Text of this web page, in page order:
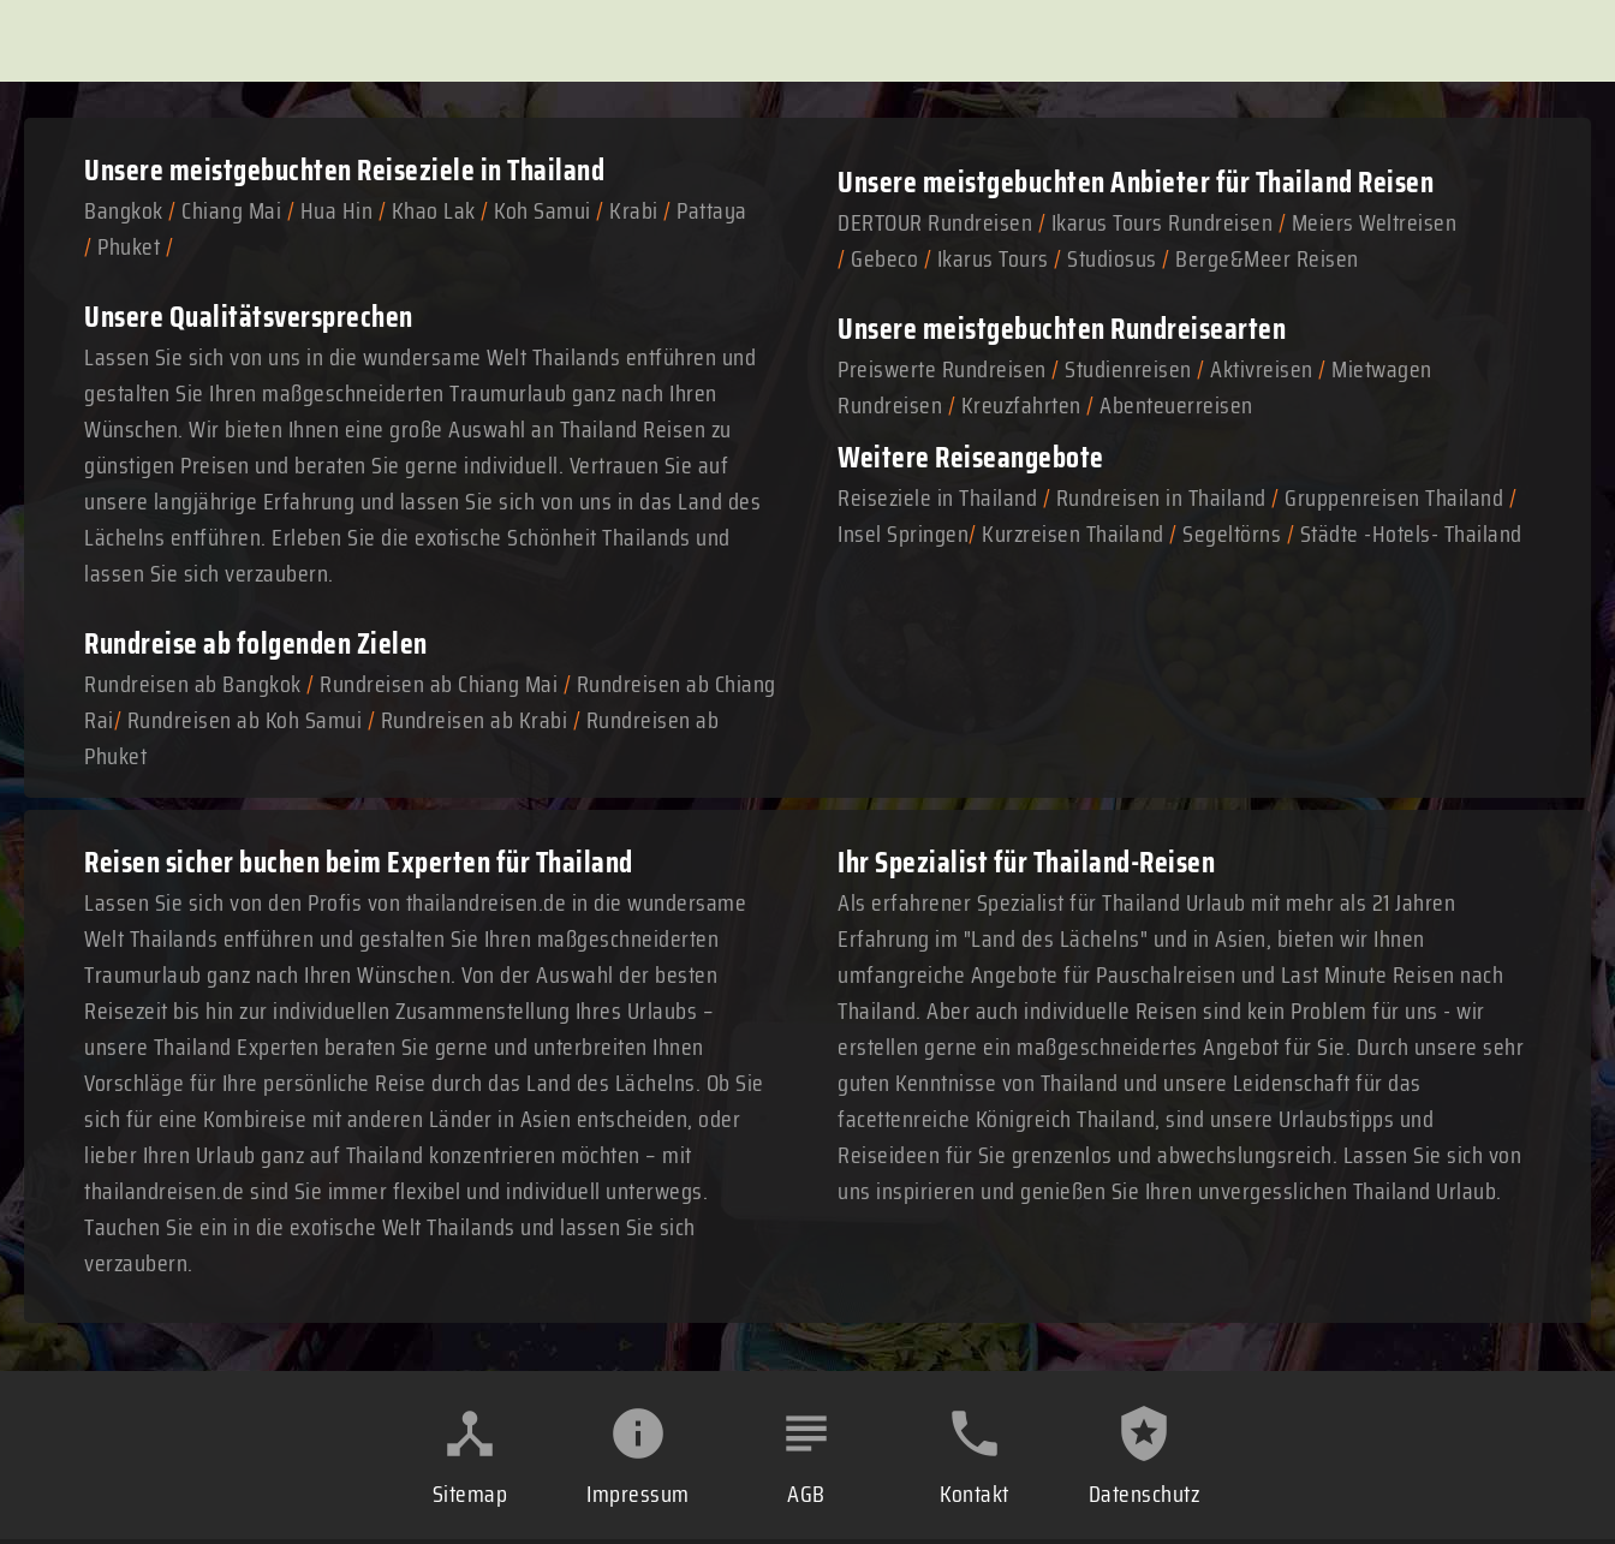
Unsere meistgebuchtenReiseziele in Thailand
Bangkok/Chiang Mai/Hua Hin/Khao Lak/Koh Samui/Krabi/Pattaya
/Phuket/
Unsere Qualitätsversprechen
Lassen Sie sich von uns in die wundersame Welt Thailands entführen und
gestalten Sie Ihren maßgeschneiderten Traumurlaub ganz nach Ihren
Wünschen. Wir bieten Ihnen eine große Auswahl an Thailand Reisen zu
günstigen Preisen und beraten Sie gerne individuell. Vertrauen Sie auf
unsere langjährige Erfahrung und lassen Sie sich von uns in das Land des
Lächelns entführen. Erleben Sie die exotische Schönheit Thailands und
lassen Sie sich verzaubern.
Rundreise ab folgenden Zielen
Rundreisen ab Bangkok/Rundreisen ab Chiang Mai/Rundreisen ab Chiang
Rai/Rundreisen ab Koh Samui/Rundreisen ab Krabi/Rundreisen ab
Phuket
Unsere meistgebuchten Anbieter für Thailand Reisen
DERTOUR Rundreisen/Ikarus Tours Rundreisen/Meiers Weltreisen
/Gebeco/Ikarus Tours/Studiosus/Berge&Meer Reisen
Unsere meistgebuchten Rundreisearten
Preiswerte Rundreisen/Studienreisen/Aktivreisen/Mietwagen
Rundreisen/Kreuzfahrten/Abenteuerreisen
Weitere Reiseangebote
Reiseziele in Thailand/Rundreisen in Thailand/Gruppenreisen Thailand/
Insel Springen/Kurzreisen Thailand/Segeltörns/Städte -Hotels- Thailand
Reisen sicher buchen beim Experten für Thailand
Lassen Sie sich von den Profis von thailandreisen.de in die wundersame
Welt Thailands entführen und gestalten Sie Ihren maßgeschneiderten
Traumurlaub ganz nach Ihren Wünschen. Von der Auswahl der besten
Reisezeit bis hin zur individuellen Zusammenstellung Ihres Urlaubs –
unsere Thailand Experten beraten Sie gerne und unterbreiten Ihnen
Vorschläge für Ihre persönliche Reise durch das Land des Lächelns. Ob Sie
sich für eine Kombireise mit anderen Länder in Asien entscheiden, oder
lieber Ihren Urlaub ganz auf Thailand konzentrieren möchten – mit
thailandreisen.de sind Sie immer flexibel und individuell unterwegs.
Tauchen Sie ein in die exotische Welt Thailands und lassen Sie sich
verzaubern.
Ihr Spezialist für Thailand-Reisen
Als erfahrener Spezialist für Thailand Urlaub mit mehr als 21 Jahren
Erfahrung im "Land des Lächelns" und in Asien, bieten wir Ihnen
umfangreiche Angebote für Pauschalreisen und Last Minute Reisen nach
Thailand. Aber auch individuelle Reisen sind kein Problem für uns - wir
erstellen gerne ein maßgeschneidertes Angebot für Sie. Durch unsere sehr
guten Kenntnisse von Thailand und unsere Leidenschaft für das
facettenreiche Königreich Thailand, sind unsere Urlaubstipps und
Reiseideen für Sie grenzenlos und abwechslungsreich. Lassen Sie sich von
uns inspirieren und genießen Sie Ihren unvergesslichen Thailand Urlaub.
Sitemap Impressum AGB Kontakt Datenschutz